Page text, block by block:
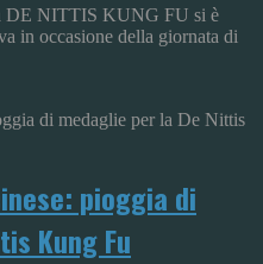
DE NITTIS KUNG FU si è
in occasione della giornata di
pioggia di
Kung Fu